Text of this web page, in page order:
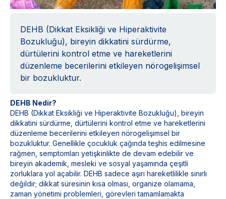
DEHB (Dikkat Eksikliği ve Hiperaktivite
Bozukluğu), bireyin dikkatini sürdürme,
dürtülerini kontrol etme ve hareketlerini
düzenleme becerilerini etkileyen nörogelişimsel
bir bozukluktur.
DEHB Nedir?
DEHB (Dikkat Eksikliği ve Hiperaktivite Bozukluğu), bireyin
dikkatini sürdürme, dürtülerini kontrol etme ve hareketlerini
düzenleme becerilerini etkileyen nörogelişimsel bir
bozukluktur. Genellikle çocukluk çağında teşhis edilmesine
rağmen, semptomları yetişkinlikte de devam edebilir ve
bireyin akademik, mesleki ve sosyal yaşamında çeşitli
zorluklara yol açabilir. DEHB sadece aşırı hareketlilikle sınırlı
değildir; dikkat süresinin kısa olması, organize olamama,
zaman yönetimi problemleri, görevleri tamamlamakta